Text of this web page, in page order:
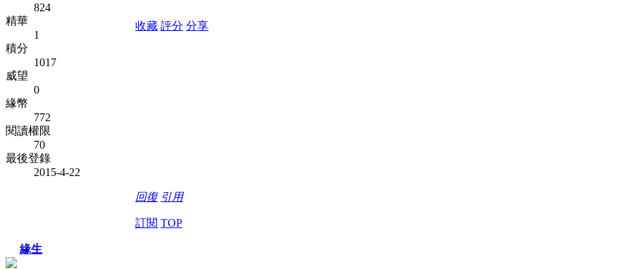
824
精華
1
積分
1017
威望
0
緣幣
772
閱讀權限
70
最後登錄
2015-4-22
收藏 評分 分享
回復 引用
訂閱 TOP
緣生